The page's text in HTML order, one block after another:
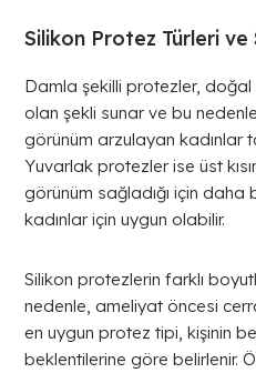
Silikon Protez Türleri ve
Damla şekilli protezler, doğal
olan şekli sunar ve bu
görünüm arzulayan kadınlar
Yuvarlak protezler ise üst
görünüm sağladığı için
kadınlar için uygun olabilir.
Silikon protezlerin farklı
nedenle, ameliyat öncesi
en uygun protez tipi, kişinin
beklentilerine göre belirlenir.